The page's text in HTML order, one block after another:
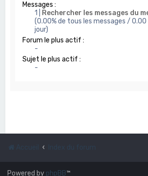
Messages :
1 |
Rechercher les messages du
(0.00% de tous les messages /
jour)
Forum le plus actif :
-
Sujet le plus actif :
-
Index du forum
Powered by phpBB™